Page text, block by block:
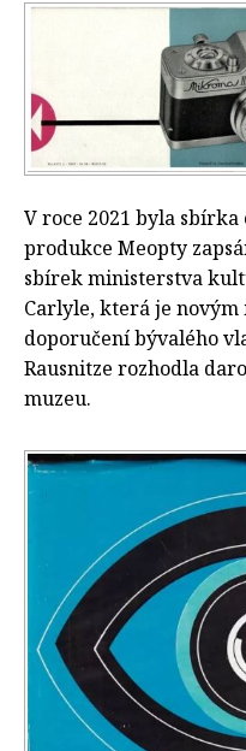
V roce 2021 byla
produkce Meopty
sbírek ministerstva
Carlyle, která je
doporučení bývalého
Rausnitze rozhodla
muzeu.